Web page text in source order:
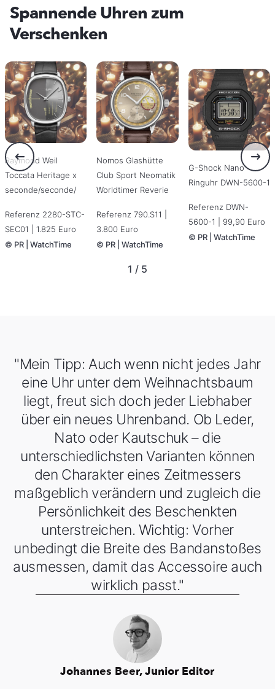
Spannende Uhren zum
Verschenken
Raymond Weil
Toccata Heritage x
seconde/seconde/
Referenz 2280-STC-
SEC01 | 1.825 Euro
© PR | WatchTime
Nomos Glashütte
Club Sport Neomatik
Worldtimer Reverie
Referenz 790.S11 |
3.800 Euro
© PR | WatchTime
G-Shock Nano
Ringuhr DWN-5600-1
Referenz DWN-
5600-1 | 99,90 Euro
© PR | WatchTime
1 / 5
"Mein Tipp: Auch wenn nicht jedes Jahr
eine Uhr unter dem Weihnachtsbaum
liegt, freut sich doch jeder Liebhaber
über ein neues Uhrenband. Ob Leder,
Nato oder Kautschuk – die
unterschiedlichsten Varianten können
den Charakter eines Zeitmessers
maßgeblich verändern und zugleich die
Persönlichkeit des Beschenkten
unterstreichen. Wichtig: Vorher
unbedingt die Breite des Bandanstoßes
ausmessen, damit das Accessoire auch
wirklich passt."
Johannes Beer, Junior Editor